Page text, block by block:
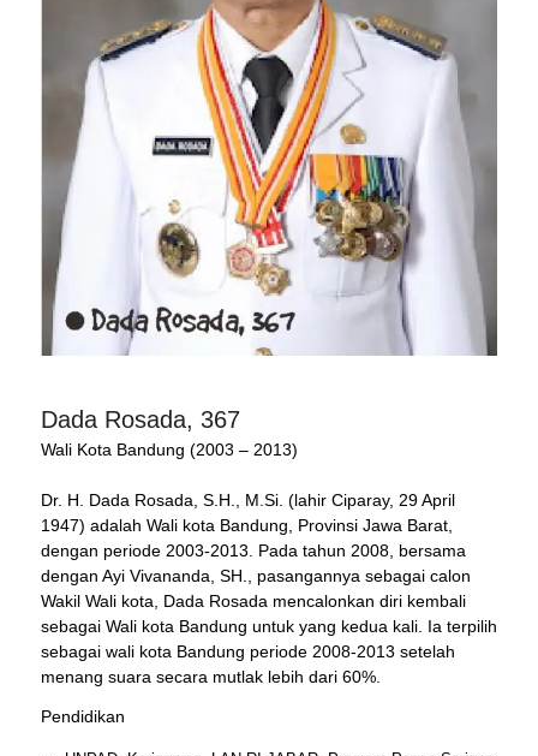
Dada Rosada, 367
Wali Kota Bandung (2003 – 2013)
Dr. H. Dada Rosada, S.H., M.Si. (lahir Ciparay, 29 April
1947) adalah Wali kota Bandung, Provinsi Jawa Barat,
dengan periode 2003-2013. Pada tahun 2008, bersama
dengan Ayi Vivananda, SH., pasangannya sebagai calon
Wakil Wali kota, Dada Rosada mencalonkan diri kembali
sebagai Wali kota Bandung untuk yang kedua kali. Ia terpilih
sebagai wali kota Bandung periode 2008-2013 setelah
menang suara secara mutlak lebih dari 60%.
Pendidikan